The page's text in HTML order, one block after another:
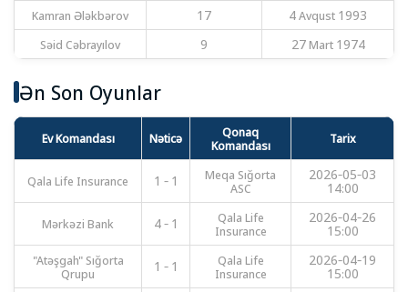
Kamran Ələkbərov
17
4 Avqust 1993
Səid Cəbrayılov
9 27 Mart 1974
Ən Son Oyunlar
Ev Komandası Nəticə Qonaq
Komandası Tarix
Qala Life Insurance 1 - 1 Meqa Sığorta
ASC
2026-05-03
14:00
Mərkəzi Bank 4 - 1 Qala Life
Insurance
2026-04-26
15:00
"Atəşgah" Sığorta
Qrupu 1 - 1 Qala Life
Insurance
2026-04-19
15:00